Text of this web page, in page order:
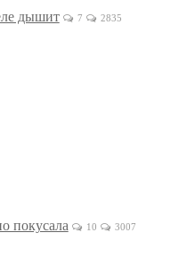
дышит 7 2835
покусала 10 3007